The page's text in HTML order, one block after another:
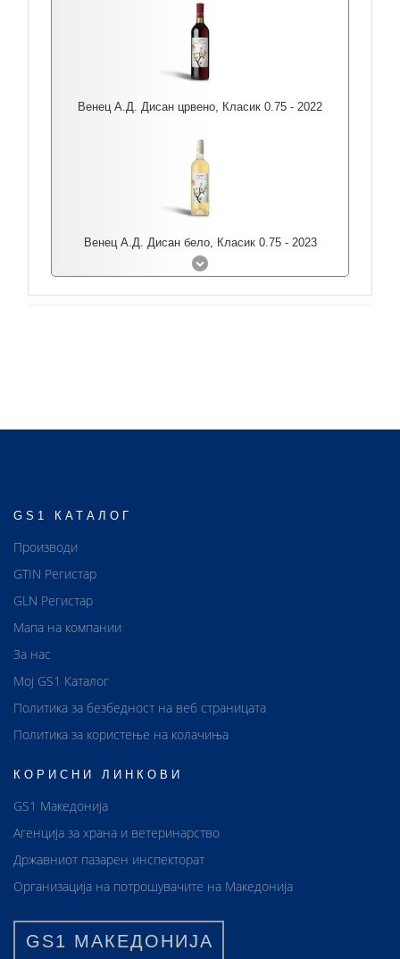
Венец А.Д. Дисан црвено, Класик 0.75 - 2022
Венец А.Д. Дисан бело, Класик 0.75 - 2023
GS1 КАТАЛОГ
Производи
GTIN Регистар
GLN Регистар
Мапа на компании
За нас
Мој GS1 Каталог
Политика за безбедност на веб страницата
Политика за користење на колачиња
КОРИСНИ ЛИНКОВИ
GS1 Македонија
Агенција за храна и ветеринарство
Државниот пазарен инспекторат
Организација на потрошувачите на Македонија
GS1 МАКЕДОНИЈА